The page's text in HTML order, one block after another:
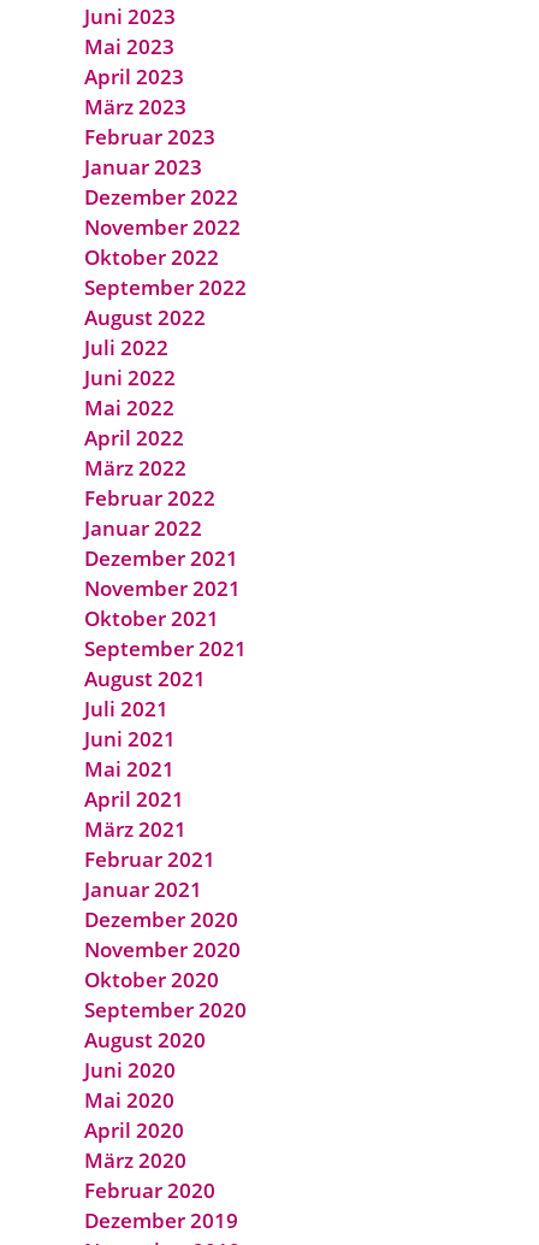
Juni 2023
Mai 2023
April 2023
März 2023
Februar 2023
Januar 2023
Dezember 2022
November 2022
Oktober 2022
September 2022
August 2022
Juli 2022
Juni 2022
Mai 2022
April 2022
März 2022
Februar 2022
Januar 2022
Dezember 2021
November 2021
Oktober 2021
September 2021
August 2021
Juli 2021
Juni 2021
Mai 2021
April 2021
März 2021
Februar 2021
Januar 2021
Dezember 2020
November 2020
Oktober 2020
September 2020
August 2020
Juni 2020
Mai 2020
April 2020
März 2020
Februar 2020
Dezember 2019